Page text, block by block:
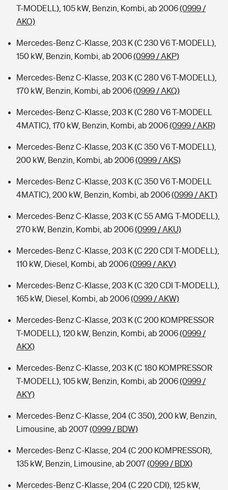
T-MODELL), 105 kW, Benzin, Kombi, ab 2006(0999 /
AKO)
Mercedes-Benz C-Klasse, 203 K (C 230 V6 T-MODELL),
150 kW, Benzin, Kombi, ab 2006(0999 / AKP)
Mercedes-Benz C-Klasse, 203 K (C 280 V6 T-MODELL),
170 kW, Benzin, Kombi, ab 2006(0999 / AKQ)
Mercedes-Benz C-Klasse, 203 K (C 280 V6 T-MODELL
4MATIC), 170 kW, Benzin, Kombi, ab 2006(0999 / AKR)
Mercedes-Benz C-Klasse, 203 K (C 350 V6 T-MODELL),
200 kW, Benzin, Kombi, ab 2006(0999 / AKS)
Mercedes-Benz C-Klasse, 203 K (C 350 V6 T-MODELL
4MATIC), 200 kW, Benzin, Kombi, ab 2006(0999 / AKT)
Mercedes-Benz C-Klasse, 203 K (C 55 AMG T-MODELL),
270 kW, Benzin, Kombi, ab 2006(0999 / AKU)
Mercedes-Benz C-Klasse, 203 K (C 220 CDI T-MODELL),
110 kW, Diesel, Kombi, ab 2006(0999 / AKV)
Mercedes-Benz C-Klasse, 203 K (C 320 CDI T-MODELL),
165 kW, Diesel, Kombi, ab 2006(0999 / AKW)
Mercedes-Benz C-Klasse, 203 K (C 200 KOMPRESSOR
T-MODELL), 120 kW, Benzin, Kombi, ab 2006(0999 /
AKX)
Mercedes-Benz C-Klasse, 203 K (C 180 KOMPRESSOR
T-MODELL), 105 kW, Benzin, Kombi, ab 2006(0999 /
AKY)
Mercedes-Benz C-Klasse, 204 (C 350), 200 kW, Benzin,
Limousine, ab 2007(0999 / BDW)
Mercedes-Benz C-Klasse, 204 (C 200 KOMPRESSOR),
135 kW, Benzin, Limousine, ab 2007(0999 / BDX)
Mercedes-Benz C-Klasse, 204 (C 220 CDI), 125 kW,